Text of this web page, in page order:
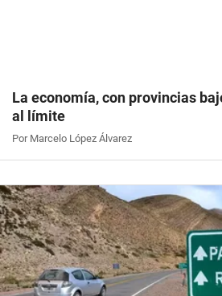
La economía, con provincias
al límite
Por Marcelo López Álvarez